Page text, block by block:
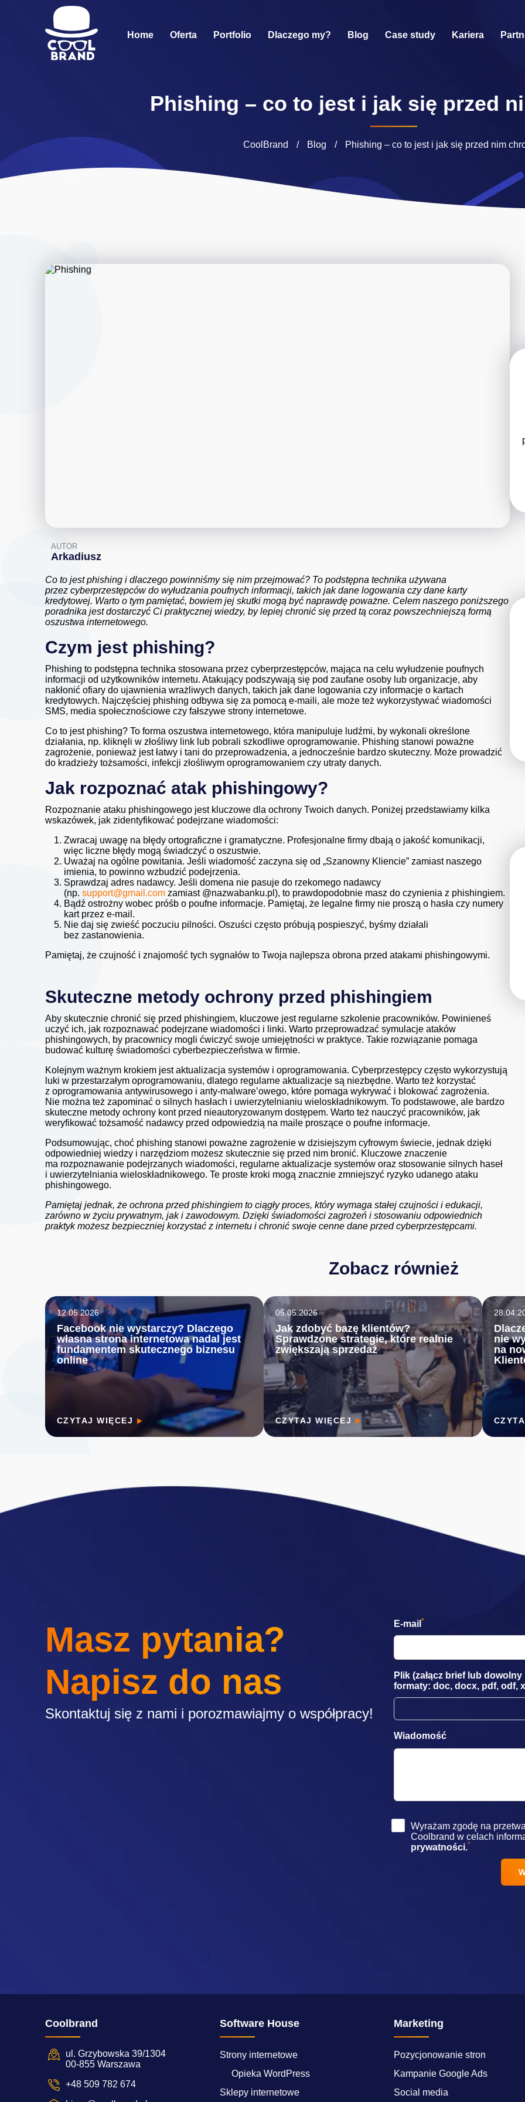
Home Oferta Portfolio Dlaczego my? Blog Case study Kariera
Phishing – co to jest i jak się przed
CoolBrand / Blog / Phishing – co to jest i jak się przed nim
AUTOR
Arkadiusz
Co to jest phishing i dlaczego powinniśmy się nim przejmować? To podstępna technika używana
przez cyberprzestępców do wyłudzania poufnych informacji, takich jak dane logowania czy dane karty
kredytowej. Warto o tym pamiętać, bowiem jej skutki mogą być naprawdę poważne. Celem naszego poniższego
poradnika jest dostarczyć Ci praktycznej wiedzy, by lepiej chronić się przed tą coraz powszechniejszą formą
oszustwa internetowego.
Czym jest phishing?
Phishing to podstępna technika stosowana przez cyberprzestępców, mająca na celu wyłudzenie poufnych
informacji od użytkowników internetu. Atakujący podszywają się pod zaufane osoby lub organizacje, aby
nakłonić ofiary do ujawnienia wrażliwych danych, takich jak dane logowania czy informacje o kartach
kredytowych. Najczęściej phishing odbywa się za pomocą e-maili, ale może też wykorzystywać wiadomości
SMS, media społecznościowe czy fałszywe strony internetowe.
Co to jest phishing? To forma oszustwa internetowego, która manipuluje ludźmi, by wykonali określone
działania, np. kliknęli w złośliwy link lub pobrali szkodliwe oprogramowanie. Phishing stanowi poważne
zagrożenie, ponieważ jest łatwy i tani do przeprowadzenia, a jednocześnie bardzo skuteczny. Może prowadzić
do kradzieży tożsamości, infekcji złośliwym oprogramowaniem czy utraty danych.
Jak rozpoznać atak phishingowy?
Rozpoznanie ataku phishingowego jest kluczowe dla ochrony Twoich danych. Poniżej przedstawiamy kilka
wskazówek, jak zidentyfikować podejrzane wiadomości:
Zwracaj uwagę na błędy ortograficzne i gramatyczne. Profesjonalne firmy dbają o jakość komunikacji,
więc liczne błędy mogą świadczyć o oszustwie.
Uważaj na ogólne powitania. Jeśli wiadomość zaczyna się od „Szanowny Kliencie” zamiast naszego
imienia, to powinno wzbudzić podejrzenia.
Sprawdzaj adres nadawcy. Jeśli domena nie pasuje do rzekomego nadawcy
(np. support@gmail.com zamiast @nazwabanku.pl), to prawdopodobnie masz do czynienia z phishingiem.
Bądź ostrożny wobec próśb o poufne informacje. Pamiętaj, że legalne firmy nie proszą o hasła czy numery
kart przez e-mail.
Nie daj się zwieść poczuciu pilności. Oszuści często próbują pospieszyć, byśmy działali
bez zastanowienia.
Pamiętaj, że czujność i znajomość tych sygnałów to Twoja najlepsza obrona przed atakami phishingowymi.
Skuteczne metody ochrony przed phishingiem
Aby skutecznie chronić się przed phishingiem, kluczowe jest regularne szkolenie pracowników. Powinieneś
uczyć ich, jak rozpoznawać podejrzane wiadomości i linki. Warto przeprowadzać symulacje ataków
phishingowych, by pracownicy mogli ćwiczyć swoje umiejętności w praktyce. Takie rozwiązanie pomaga
budować kulturę świadomości cyberbezpieczeństwa w firmie.
Kolejnym ważnym krokiem jest aktualizacja systemów i oprogramowania. Cyberprzestępcy często wykorzystują
luki w przestarzałym oprogramowaniu, dlatego regularne aktualizacje są niezbędne. Warto też korzystać
z oprogramowania antywirusowego i anty-malware’owego, które pomaga wykrywać i blokować zagrożenia.
Nie można też zapominać o silnych hasłach i uwierzytelnianiu wieloskładnikowym. To podstawowe, ale bardzo
skuteczne metody ochrony kont przed nieautoryzowanym dostępem. Warto też nauczyć pracowników, jak
weryfikować tożsamość nadawcy przed odpowiedzią na maile proszące o poufne informacje.
Podsumowując, choć phishing stanowi poważne zagrożenie w dzisiejszym cyfrowym świecie, jednak dzięki
odpowiedniej wiedzy i narzędziom możesz skutecznie się przed nim bronić. Kluczowe znaczenie
ma rozpoznawanie podejrzanych wiadomości, regularne aktualizacje systemów oraz stosowanie silnych haseł
i uwierzytelniania wieloskładnikowego. Te proste kroki mogą znacznie zmniejszyć ryzyko udanego ataku
phishingowego.
Pamiętaj jednak, że ochrona przed phishingiem to ciągły proces, który wymaga stałej czujności i edukacji,
zarówno w życiu prywatnym, jak i zawodowym. Dzięki świadomości zagrożeń i stosowaniu odpowiednich
praktyk możesz bezpieczniej korzystać z internetu i chronić swoje cenne dane przed cyberprzestępcami.
Zobacz również
12.05.2026
Facebook nie wystarczy? Dlaczego
własna strona internetowa nadal jest
fundamentem skutecznego biznesu
online
CZYTAJ WIĘCEJ
05.05.2026
Jak zdobyć bazę klientów?
Sprawdzone strategie, które realnie
zwiększają sprzedaż
CZYTAJ WIĘCEJ
nie
na
Masz pytania?
Napisz do nas
Skontaktuj się z nami i porozmawiajmy o współpracy!
E-mail *
Plik (załącz brief lub
formaty: doc, docx, pdf, odf,
Wiadomość
Wyrażam zgodę na
Coolbrand w celach
prywatności.*
Coolbrand
ul. Grzybowska 39/1304
00-855 Warszawa
+48 509 782 674
Software House
Strony internetowe
Opieka WordPress
Sklepy internetowe
Marketing
Pozycjonowanie stron
Kampanie Google Ads
Social media